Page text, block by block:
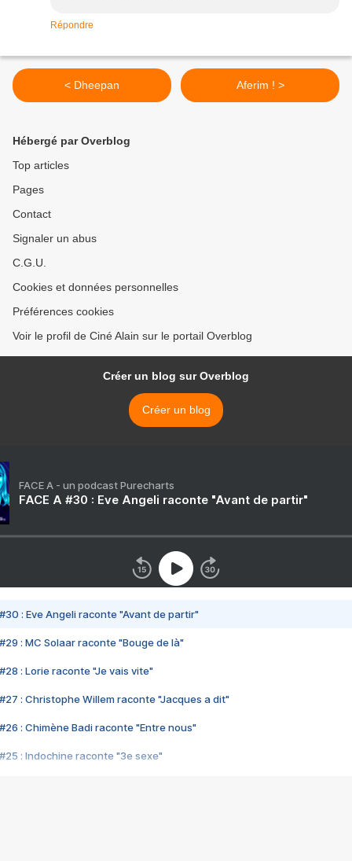
Répondre
< Dheepan Aferim ! >
Hébergé par Overblog
Top articles
Pages
Contact
Signaler un abus
C.G.U.
Cookies et données personnelles
Préférences cookies
Voir le profil de Ciné Alain sur le portail Overblog
Créer un blog sur Overblog
Créer un blog
FACE A - un podcast Purecharts
FACE A #30 : Eve Angeli raconte "Avant de partir"
#30 : Eve Angeli raconte "Avant de partir"
#29 : MC Solaar raconte "Bouge de là"
#28 : Lorie raconte "Je vais vite"
#27 : Christophe Willem raconte "Jacques a dit"
#26 : Chimène Badi raconte "Entre nous"
#25 : Indochine raconte "3e sexe"